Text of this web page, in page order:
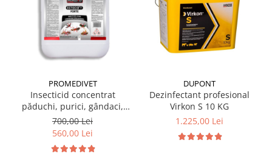
PROMEDIVET
Insecticid concentrat
păduchi, purici, gândaci,
furnici, muște, țânțari
Ectocid Forte T 5L
700,00 Lei
560,00 Lei
DUPONT
Dezinfectant profesional
Virkon S 10 KG
1.225,00 Lei